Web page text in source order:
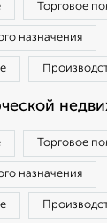
Торговое
назначения
Торговое
назначения